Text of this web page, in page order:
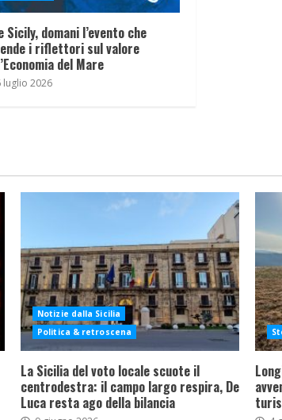
Sicily, domani l’evento che
i riflettori sul valore
del Mare
luglio 2026
Notizie dalla Sicilia
Politica & retroscena
La Sicilia del voto locale scuote il
centrodestra: il campo largo respira, De
Luca resta ago della bilancia